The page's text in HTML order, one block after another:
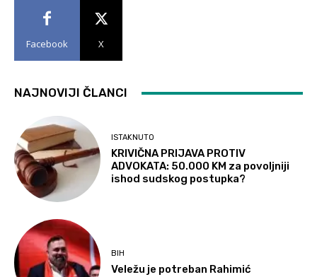
Facebook X
NAJNOVIJI ČLANCI
ISTAKNUTO
KRIVIČNA PRIJAVA PROTIV
ADVOKATA: 50.000 KM za povoljniji
ishod sudskog postupka?
BIH
Veležu je potreban Rahimić